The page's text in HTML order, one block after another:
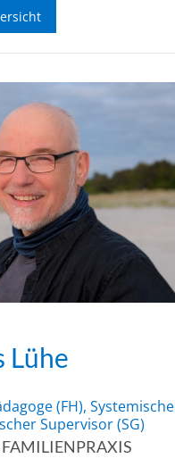
Lühe
(FH),
Supervisor (SG)